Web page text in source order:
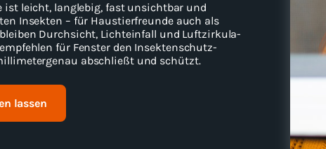
ist leicht, lang­le­big, fast un­sicht­bar und
In­sek­ten – für Haus­tier­freun­de auch als
blei­ben Durch­sicht, Licht­ein­fall und Luft­zir­ku­la­
für Fens­ter den Insektenschutz-​
ab­schließt und schützt.
las­sen